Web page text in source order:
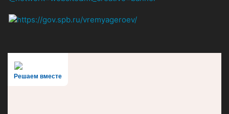
Решаем вместе